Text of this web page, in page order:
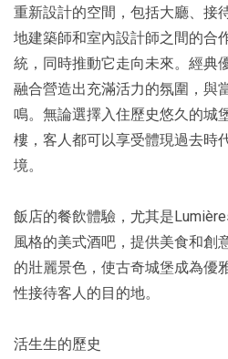
重新設計的空間，包括大廳、接
地建築師和室內設計師之間的合
統，同時推動它走向未來。經典
融合營造出充滿活力的氛圍，與
鳴。無論選擇入住歷史悠久的城
樓，客人都可以享受體現過去時
境。
飯店的餐飲體驗，尤其是
風格的美式酒吧，提供美食和創
的壯麗景色，使古奇城堡成為優
性接待客人的目的地。
活生生的歷史